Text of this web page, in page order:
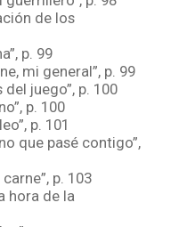
de los
p. 99
mi general”, p. 99
juego”, p. 100
p. 100
p. 101
que pasé contigo”,
p. 103
hora de la